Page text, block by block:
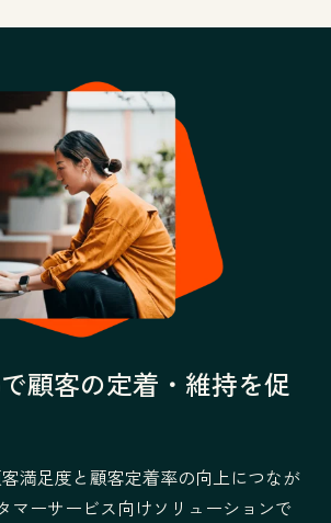
顧客の定着・維持を促
満足度と顧客定着率の向上につなが
マーサービス向けソリューションで